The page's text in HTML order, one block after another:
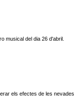
musical del dia 26 d'abril.
els efectes de les nevades